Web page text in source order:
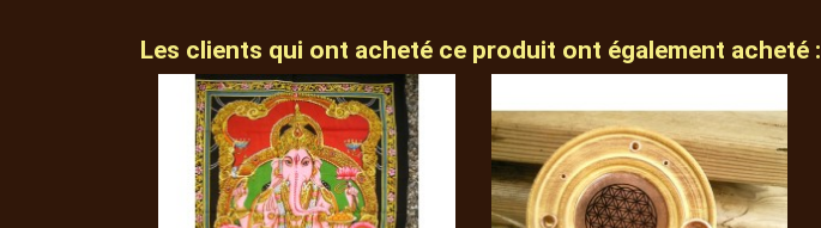
Les clients qui ont acheté ce produit ont également acheté :